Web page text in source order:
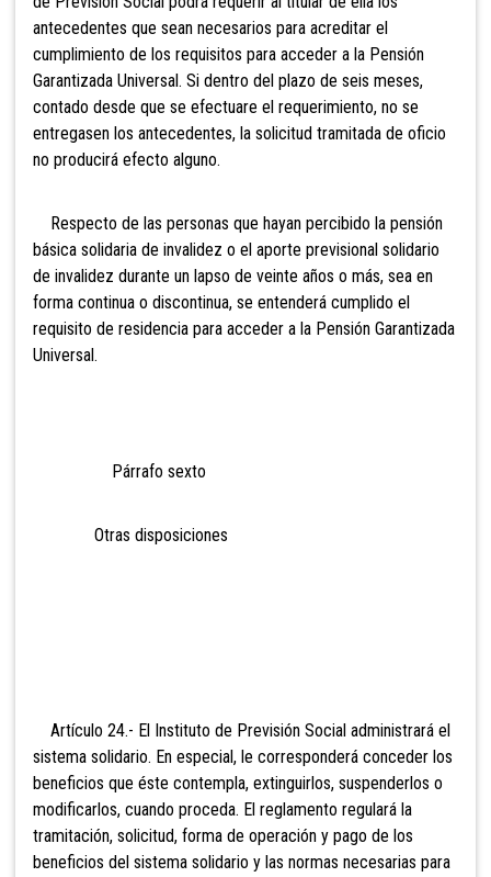
antecedentes que sean necesarios para acreditar el
cumplimiento de los requisitos para acceder a la Pensión
Garantizada Universal. Si dentro del plazo de seis meses,
contado desde que se efectuare el requerimiento, no se
entregasen los antecedentes, la solicitud tramitada de oficio
no producirá efecto alguno.
Respecto de las personas que hayan percibido la pensión
básica solidaria de invalidez o el aporte previsional solidario
de invalidez durante un lapso de veinte años o más, sea en
forma continua o discontinua, se entenderá cumplido el
requisito de residencia para acceder a la Pensión Garantizada
Universal.
Párrafo sexto
Otras disposiciones
Artículo 24.- El Instituto de Previsión Social administrará el
sistema solidario. En especial, le corresponderá conceder los
beneficios que éste contempla, extinguirlos, suspenderlos o
modificarlos, cuando proceda. El reglamento regulará la
tramitación, solicitud, forma de operación y pago de los
beneficios del sistema solidario y las normas necesarias para